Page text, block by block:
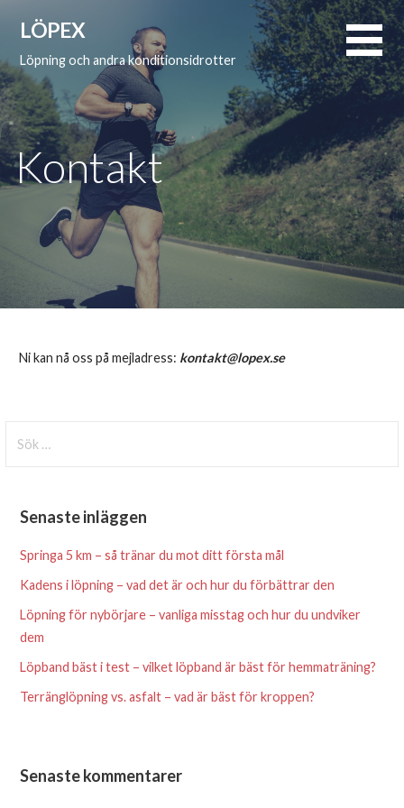
innehåll
LÖPEX
Löpning och andra konditionsidrotter
Kontakt
Ni kan nå oss på mejladress: kontakt@lopex.se
efter:
Senaste inläggen
Springa 5 km – så tränar du mot ditt första mål
Kadens i löpning – vad det är och hur du förbättrar den
Löpning för nybörjare – vanliga misstag och hur du undviker
dem
Löpband bäst i test – vilket löpband är bäst för hemmaträning?
Terränglöpning vs. asfalt – vad är bäst för kroppen?
Senaste kommentarer